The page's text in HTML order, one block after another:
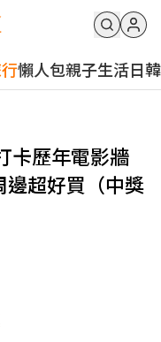
懶人包親子生活日韓
卡歷年電影牆
邊超好買（中獎